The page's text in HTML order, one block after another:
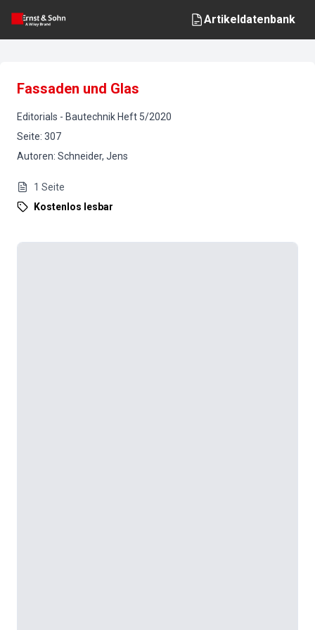
Artikeldatenbank
Fassaden und Glas
Editorials - Bautechnik Heft 5/2020
Seite: 307
Autoren: Schneider, Jens
1 Seite
Kostenlos lesbar